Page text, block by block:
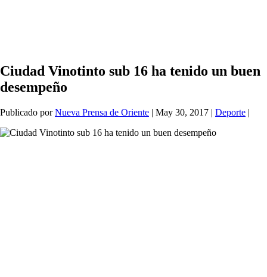
Ciudad Vinotinto sub 16 ha tenido un buen
desempeño
Publicado porNueva Prensa de Oriente | May 30, 2017 | Deporte |